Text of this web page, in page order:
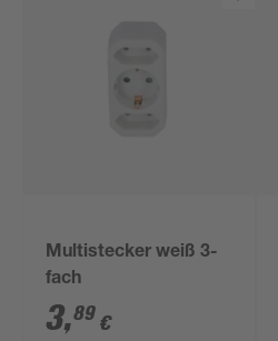
Multistecker weiß 3-
fach
3,89 €